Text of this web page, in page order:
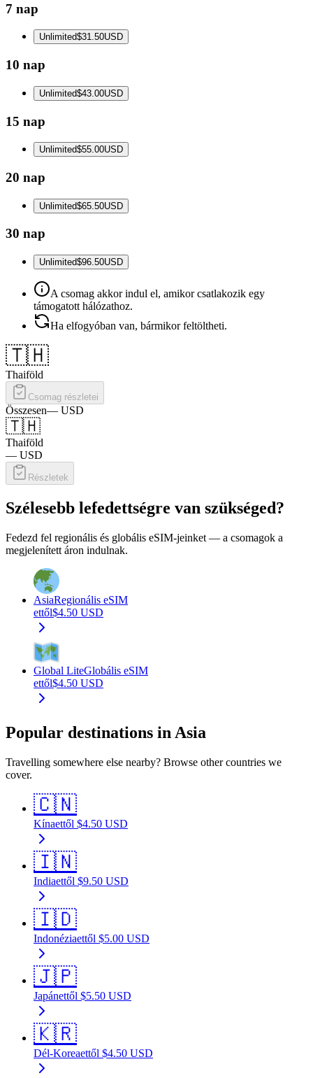
7 nap
Unlimited$31.50USD
10 nap
Unlimited$43.00USD
15 nap
Unlimited$55.00USD
20 nap
Unlimited$65.50USD
30 nap
Unlimited$96.50USD
A csomag akkor indul el, amikor csatlakozik egy
támogatott hálózathoz.
Ha elfogyóban van, bármikor feltöltheti.
🇹🇭
Thaiföld
Csomag részletei
Összesen— USD
🇹🇭
Thaiföld
— USD
Részletek
Szélesebb lefedettségre van szükséged?
Fedezd fel regionális és globális eSIM-jeinket — a csomagok a
megjelenített áron indulnak.
AsiaRegionális eSIM
ettől$4.50 USD
Global LiteGlobális eSIM
ettől$4.50 USD
Popular destinations in Asia
Travelling somewhere else nearby? Browse other countries we
cover.
🇨🇳
Kínaettől $4.50 USD
🇮🇳
Indiaettől $9.50 USD
🇮🇩
Indonéziaettől $5.00 USD
🇯🇵
Japánettől $5.50 USD
🇰🇷
Dél-Koreaettől $4.50 USD